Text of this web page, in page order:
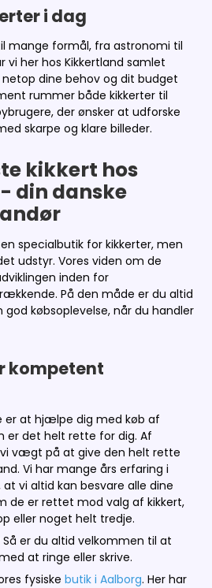
i dag
mange formål, fra astronomi til
vi her hos Kikkertland samlet
dine behov og dit budget
rummer både kikkerter til
der ønsker at udforske
skarpe og klare billeder.
kikkert hos
din danske
specialbutik for kikkerter, men
udstyr. Vores viden om de
inden for
På den måde er du altid
købsoplevelse, når du handler
kompetent
er at hjælpe dig med køb af
er det helt rette for dig. Af
vægt på at give den helt rette
Vi har mange års erfaring i
vi altid kan besvare alle dine
de er rettet mod valg af kikkert,
eller noget helt tredje.
er du altid velkommen til at
at ringe eller skrive.
fysiskebutik i Aalborg. Her har